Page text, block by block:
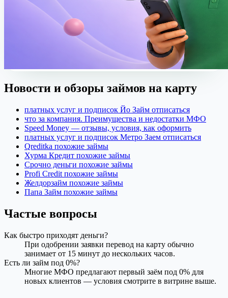
Новости и обзоры займов на карту
платных услуг и подписок Йо Займ отписаться
что за компания. Преимущества и недостатки МФО
Speed Money — отзывы, условия, как оформить
платных услуг и подписок Метро Заем отписаться
Qreditka похожие займы
Хурма Кредит похожие займы
Срочно деньги похожие займы
Profi Credit похожие займы
Желдорзайм похожие займы
Папа Займ похожие займы
Частые вопросы
Как быстро приходят деньги?
При одобрении заявки перевод на карту обычно
занимает от 15 минут до нескольких часов.
Есть ли займ под 0%?
Многие МФО предлагают первый заём под 0% для
новых клиентов — условия смотрите в витрине выше.